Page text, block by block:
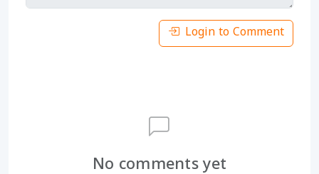
Login to Comment
No comments yet